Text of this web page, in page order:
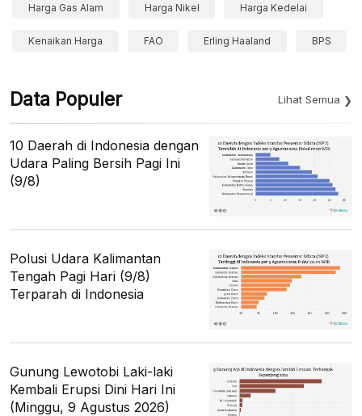
Harga Gas Alam Harga Nikel Harga Kedelai
Kenaikan Harga FAO Erling Haaland BPS
Data Populer Lihat Semua
10 Daerah di Indonesia dengan
Udara Paling Bersih Pagi Ini
(9/8)
Polusi Udara Kalimantan
Tengah Pagi Hari (9/8)
Terparah di Indonesia
Gunung Lewotobi Laki-laki
Kembali Erupsi Dini Hari Ini
(Minggu, 9 Agustus 2026)